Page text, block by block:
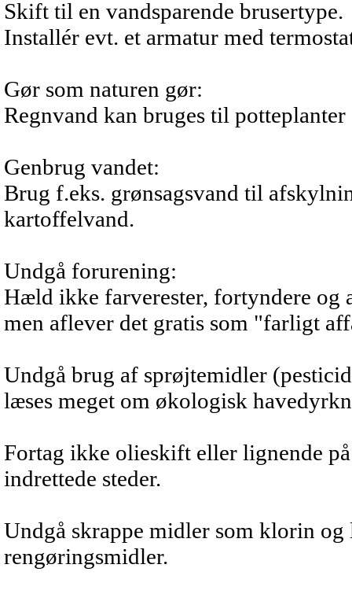
Skift til en vandsparende brusertype.
Installér evt. et armatur med
Gør som naturen gør:
Regnvand kan bruges til
Genbrug vandet:
Brug f.eks. grønsagsvand til
kartoffelvand.
Undgå forurening:
Hæld ikke farverester, fortyndere og
men aflever det gratis som "farligt
Undgå brug af sprøjtemidler
læses meget om økologisk
Fortag ikke olieskift eller lignende
indrettede steder.
Undgå skrappe midler som klorin
rengøringsmidler.